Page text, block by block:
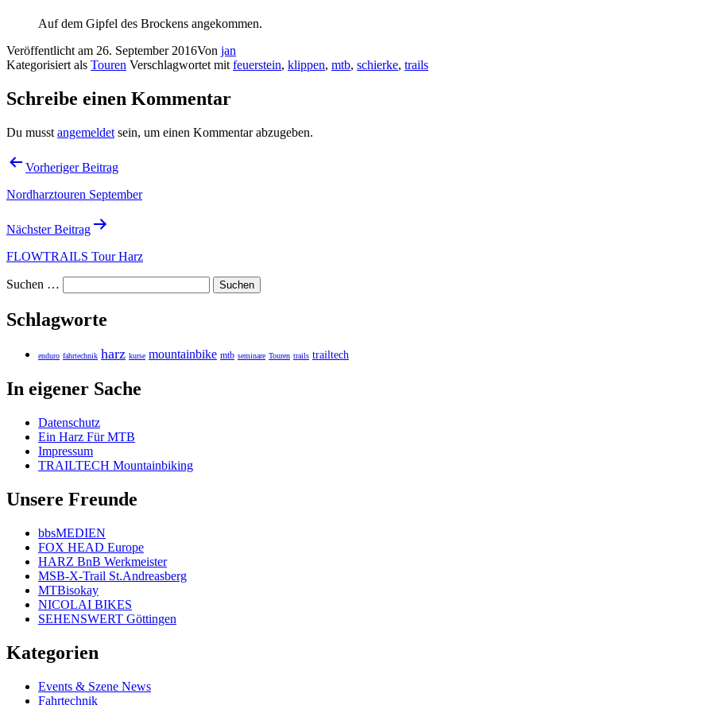
Auf dem Gipfel des Brockens angekommen.
Veröffentlicht am 26. September 2016Von jan
Kategorisiert als Touren Verschlagwortet mit feuerstein, klippen, mtb, schierke, trails
Schreibe einen Kommentar
Du musst angemeldet sein, um einen Kommentar abzugeben.
Beitragsnavigation
Vorheriger Beitrag
Nordharztouren September
Nächster Beitrag
FLOWTRAILS Tour Harz
Suchen …
Schlagworte
enduro fahrtechnik harz kurse mountainbike mtb seminare Touren trails trailtech
In eigener Sache
Datenschutz
Ein Harz Für MTB
Impressum
TRAILTECH Mountainbiking
Unsere Freunde
bbsMEDIEN
FOX HEAD Europe
HARZ BnB Werkmeister
MSB-X-Trail St.Andreasberg
MTBisokay
NICOLAI BIKES
SEHENSWERT Göttingen
Kategorien
Events & Szene News
Fahrtechnik